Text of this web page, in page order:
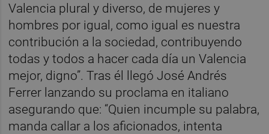
Valencia plural y diverso, de mujeres y
hombres por igual, como igual es nuestra
contribución a la sociedad, contribuyendo
todas y todos a hacer cada día un Valencia
mejor, digno”. Tras él llegó José Andrés
Ferrer lanzando su proclama en italiano
asegurando que: “Quien incumple su palabra,
manda callar a los aficionados, intenta